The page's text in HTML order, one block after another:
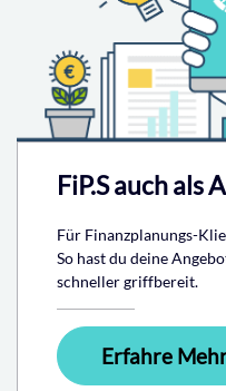
FiP.S auch als
Für Finanzplanungs-
So hast du deine
schneller griffbereit.
Erfahre